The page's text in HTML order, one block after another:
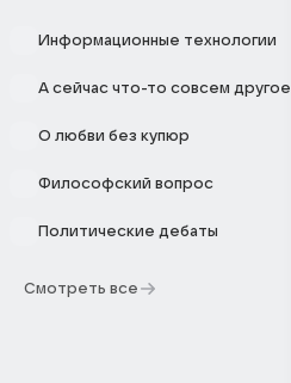
Информационные технологии
А сейчас что-то совсем другое
О любви без купюр
Философский вопрос
Политические дебаты
Смотреть все